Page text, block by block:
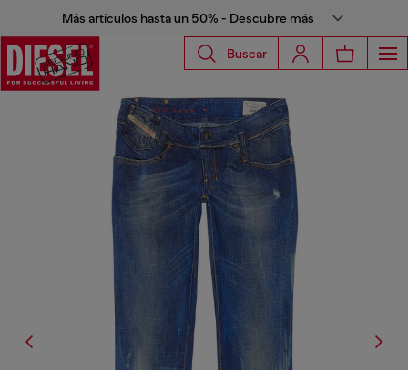
Más artículos hasta un 50% - Descubre más
Buscar